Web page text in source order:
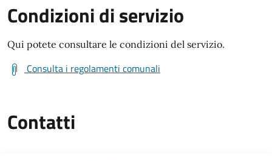
Condizioni di servizio
Qui potete consultare le condizioni del servizio.
Consulta i regolamenti comunali
Contatti